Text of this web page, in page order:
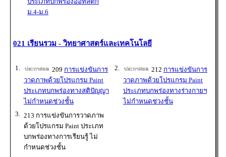
ม.4-ม.6
021 เรียนรวม - วิทยาศาสตร์และเทคโนโลยี
1. 209 การแข่งขันการ
วาดภาพด้วยโปรแกรม Paint
ประเภทบกพร่องทางสติปัญญา
ไม่กำหนดช่วงชั้น
2. 212 การแข่งขันการ
วาดภาพด้วยโปรแกรม Paint
ประเภทบกพร่องทางร่างกายฯ
ไม่กำหนดช่วงชั้น
3.
213 การแข่งขันการวาดภาพ
ด้วยโปรแกรม Paint ประเภท
บกพร่องทางการเรียนรู้ ไม่
กำหนดช่วงชั้น